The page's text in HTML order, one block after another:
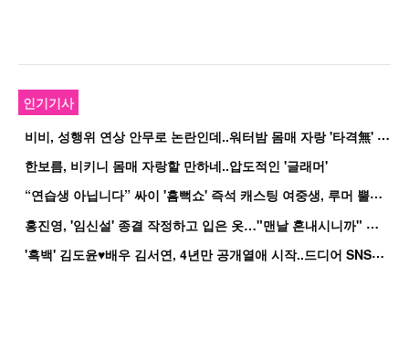
인기기사
비
비, 성행위 연상 안무로 논란인데..워터밤 몸매 자랑 '타격無' 근황
한보름, 비키니 몸매 자랑할 만하네..압도적인 '글래머'
“
연습생 아닙니다” 싸이 '흠뻑쇼' 즉석 캐스팅 여중생, 루머 뿔났다[Oh!쎈 이...
홍
진영, '임신설' 종결 작정하고 입은 옷…"맨날 혼내시니까" 억울
'
흑백' 김도윤♥배우 김서연, 4년만 공개열애 시작..드디어 SNS에 노출 [핫피...